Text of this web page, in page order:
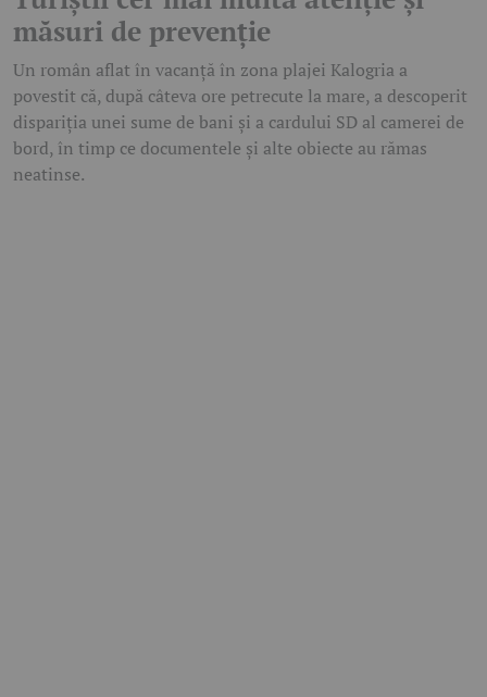
măsuri de prevenție
Un român aflat în vacanță în zona plajei Kalogria a
povestit că, după câteva ore petrecute la mare, a descoperit
dispariția unei sume de bani și a cardului SD al camerei de
bord, în timp ce documentele și alte obiecte au rămas
neatinse.